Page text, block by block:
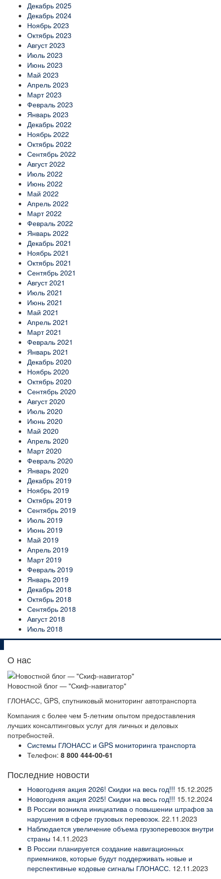
Декабрь 2025
Декабрь 2024
Ноябрь 2023
Октябрь 2023
Август 2023
Июль 2023
Июнь 2023
Май 2023
Апрель 2023
Март 2023
Февраль 2023
Январь 2023
Декабрь 2022
Ноябрь 2022
Октябрь 2022
Сентябрь 2022
Август 2022
Июль 2022
Июнь 2022
Май 2022
Апрель 2022
Март 2022
Февраль 2022
Январь 2022
Декабрь 2021
Ноябрь 2021
Октябрь 2021
Сентябрь 2021
Август 2021
Июль 2021
Июнь 2021
Май 2021
Апрель 2021
Март 2021
Февраль 2021
Январь 2021
Декабрь 2020
Ноябрь 2020
Октябрь 2020
Сентябрь 2020
Август 2020
Июль 2020
Июнь 2020
Май 2020
Апрель 2020
Март 2020
Февраль 2020
Январь 2020
Декабрь 2019
Ноябрь 2019
Октябрь 2019
Сентябрь 2019
Июль 2019
Июнь 2019
Май 2019
Апрель 2019
Март 2019
Февраль 2019
Январь 2019
Декабрь 2018
Октябрь 2018
Сентябрь 2018
Август 2018
Июль 2018
О нас
Новостной блог — "Скиф-навигатор"
ГЛОНАСС, GPS, спутниковый мониторинг автотранспорта
Компания с более чем 5-летним опытом предоставления
лучших консалтинговых услуг для личных и деловых
потребностей.
Системы ГЛОНАСС и GPS мониторинга транспорта
Телефон: 8 800 444-00-61
Последние новости
Новогодняя акция 2026! Скидки на весь год!!! 15.12.2025
Новогодняя акция 2025! Скидки на весь год!!! 15.12.2024
В России возникла инициатива о повышении штрафов за
нарушения в сфере грузовых перевозок. 22.11.2023
Наблюдается увеличение объема грузоперевозок внутри
страны 14.11.2023
В России планируется создание навигационных
приемников, которые будут поддерживать новые и
перспективные кодовые сигналы ГЛОНАСС. 12.11.2023